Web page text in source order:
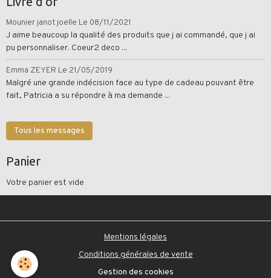
Mounier janot joelle Le 08/11/2021
J aime beaucoup la qualité des produits que j ai commandé, que j ai
pu personnaliser. Coeur2 deco ...
Emma ZEYER Le 21/05/2019
Malgré une grande indécision face au type de cadeau pouvant être
fait, Patricia a su répondre à ma demande ...
Tous les messages
Panier
Votre panier est vide
Mentions légales
Conditions générales de vente
Gestion des cookies